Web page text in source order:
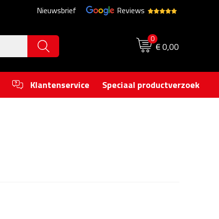
Nieuwsbrief Reviews
0
€ 0,00
Klantenservice Speciaal productverzoek